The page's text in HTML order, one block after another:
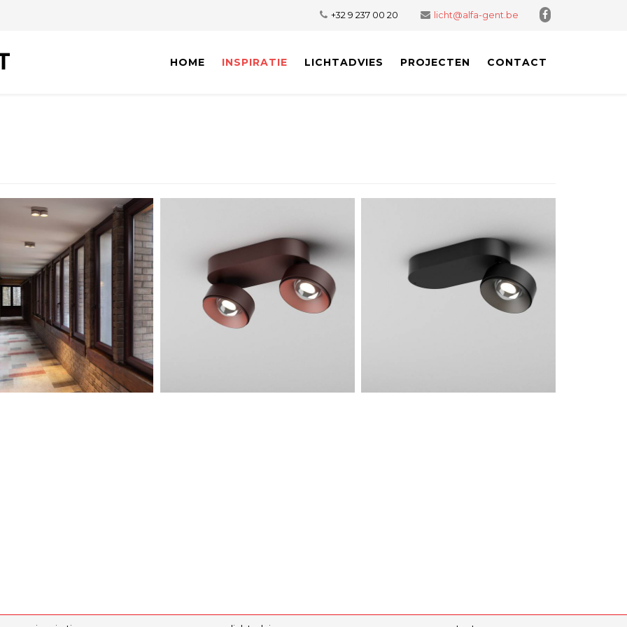
+32 9 237 00 20 licht@alfa-gent.be
HOME INSPIRATIE LICHTADVIES PROJECTEN CONTACT